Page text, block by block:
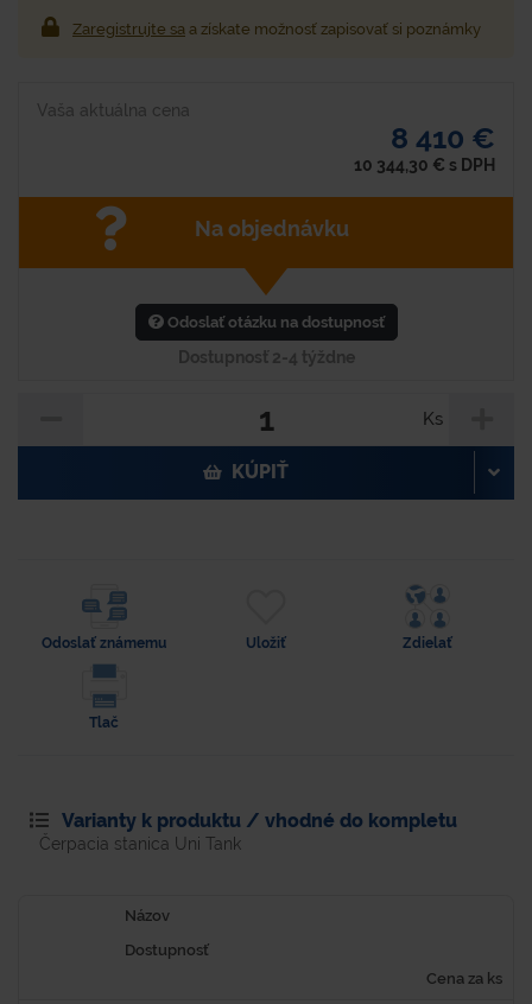
Zaregistrujte sa a získate možnosť zapisovať si poznámky
Vaša aktuálna cena
8 410 €
10 344,30 € s DPH
Na objednávku
Odoslať otázku na dostupnosť
Dostupnosť 2-4 týždne
Ks
KÚPIŤ
Odoslať známemu Uložiť Zdielať
Tlač
Varianty k produktu / vhodné do kompletu
Čerpacia stanica Uni Tank
Názov
Dostupnosť
Cena za ks